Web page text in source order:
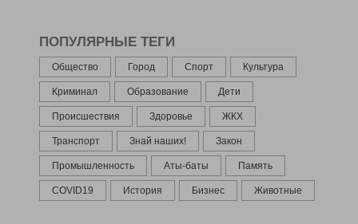
ПОПУЛЯРНЫЕ ТЕГИ
Общество Город Спорт Культура
Криминал Образование Дети
Происшествия Здоровье ЖКХ
Транспорт Знай наших! Закон
Промышленность Аты-баты Память
COVID19 История Бизнес Животные